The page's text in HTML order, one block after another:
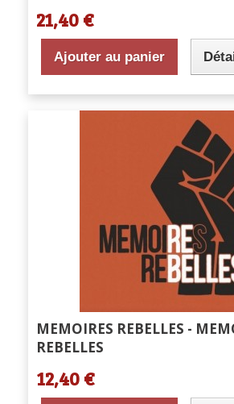
21,40 €
Ajouter au panier
MEMOIRES REBELLES -
REBELLES
12,40 €